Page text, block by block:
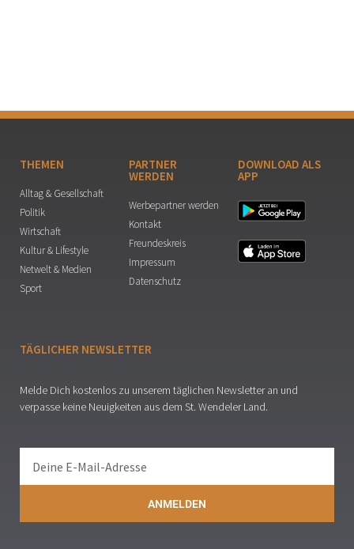
THEMEN
Alltag & Gesellschaft
Politik
Wirtschaft
Kultur & Lifestyle
Netwelt & Medien
Sport
PARTNER
WERDEN
Werbepartner werden
Kontakt
Freundeskreis
Impressum
Datenschutz
DOWNLOAD ALS
APP
TÄGLICHER NEWSLETTER
Melde Dich kostenlos zu unserem täglichen Newsletter an und
verpasse keine Neuigkeiten aus dem St. Wendeler Land.
ANMELDEN